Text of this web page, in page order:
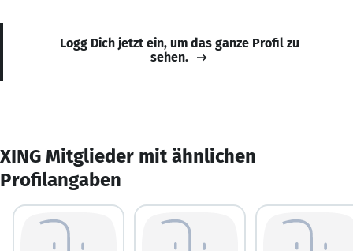
Logg Dich jetzt ein, um das ganze Profil zu
sehen.
XING Mitglieder mit ähnlichen
Profilangaben